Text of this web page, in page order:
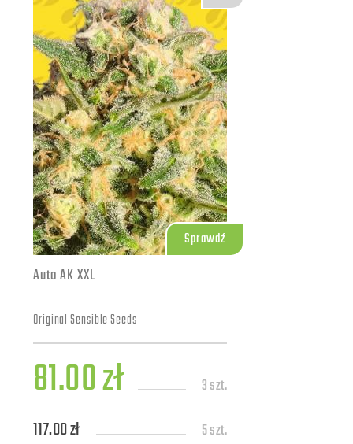
Sprawdź
Auto AK XXL
Original Sensible Seeds
81.00 zł 3 szt.
117.00 zł 5 szt.